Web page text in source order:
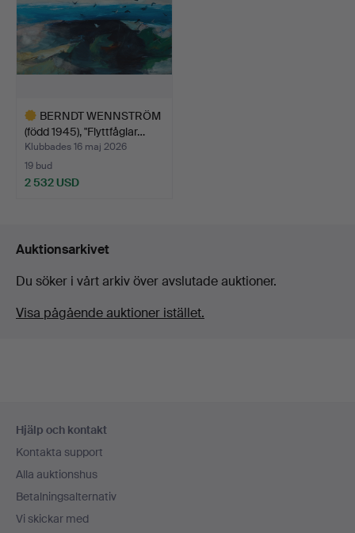
BERNDT WENNSTRÖM
(född 1945), "Flyttfåglar…
Klubbades 16 maj 2026
19 bud
2 532 USD
Auktionsarkivet
Du söker i vårt arkiv över avslutade auktioner.
Visa pågående auktioner istället.
Hjälp och kontakt
Kontakta support
Alla auktionshus
Betalningsalternativ
Vi skickar med